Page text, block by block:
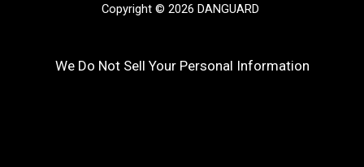
Copyright © 2026 DANGUARD
We Do Not Sell Your Personal Information